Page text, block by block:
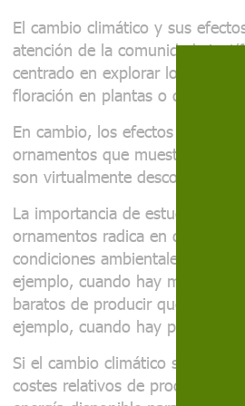
El cambio climático y sus
atención de la comunidad
centrado en explorar los
floración en plantas o de la
En cambio, los efectos del
ornamentos que muestran
son virtualmente desconocidos.
La importancia de estudiar los
ornamentos radica en que sus
condiciones ambientales.
ejemplo, cuando hay mucho
baratos de producir que cuando
ejemplo, cuando hay poco
Si el cambio climático sigue
costes relativos de producción